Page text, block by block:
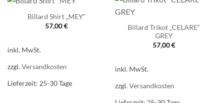
Billard Shirt „MEY“
57,00€
inkl. MwSt.
zzgl.Versandkosten
Lieferzeit: 25-30 Tage
Billard Trikot „CELARE“
GREY
57,00€
inkl. MwSt.
zzgl.Versandkosten